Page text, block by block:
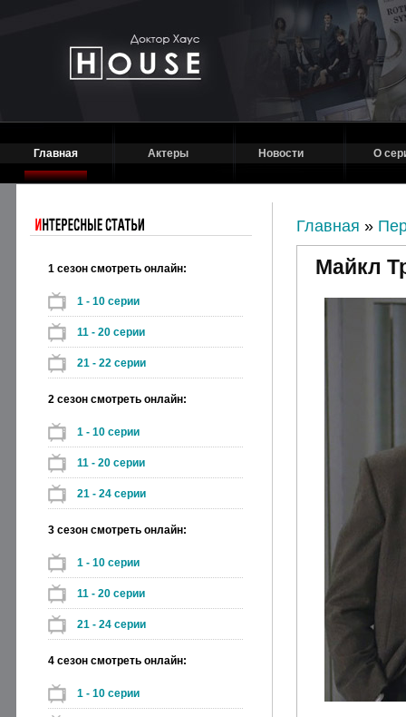
Главная Актеры Новости О
1 сезон смотреть онлайн:
1 - 10 серии
11 - 20 серии
21 - 22 серии
2 сезон смотреть онлайн:
1 - 10 серии
11 - 20 серии
21 - 24 серии
3 сезон смотреть онлайн:
1 - 10 серии
11 - 20 серии
21 - 24 серии
4 сезон смотреть онлайн:
1 - 10 серии
Главная »
Майкл